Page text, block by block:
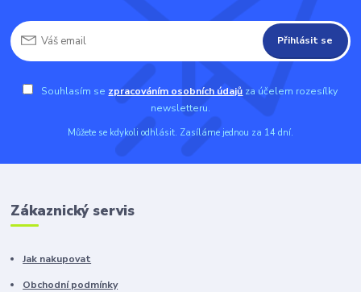
Přihlásit se
Souhlasím se zpracováním osobních údajů za účelem rozesílky
newsletteru.
Můžete se kdykoli odhlásit. Zasíláme jednou za 14 dní.
Zákaznický servis
Jak nakupovat
Obchodní podmínky